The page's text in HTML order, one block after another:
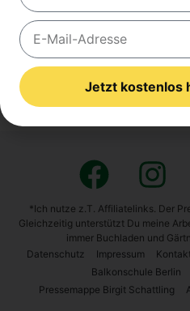
Der Bio­gärt­ner betreut den
spricht über den Anbau von
Alternative:
Der Versand erfolgt im Rahmen der
*Ich nutze z.T. Affiliatelinks. Der
Gleichzeitig unterstützt Du meine
immer Buchladen und
Daten­schutz
Impres­sum Kon­takt
Bal­kon­schu­le Ber­lin
Pres­se­map­pe Bir­git Schatt­ling
Jetzt kostenlos